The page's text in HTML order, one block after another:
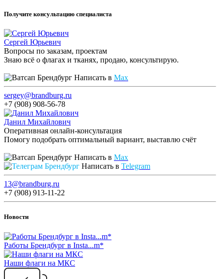
Получите консультацию специалиста
Сергей Юрьевич
Вопросы по заказам, проектам
Знаю всё о флагах и тканях, продаю, консультирую.
Написать в Max
sergey@brandburg.ru
+7 (908) 908-56-78
Данил Михайлович
Оперативная онлайн-консультация
Помогу подобрать оптимальный вариант, выставлю счёт
Написать в Max
Написать в Telegram
13@brandburg.ru
+7 (908) 913-11-22
Новости
Работы Брендбург в Insta...m*
Наши флаги на МКС